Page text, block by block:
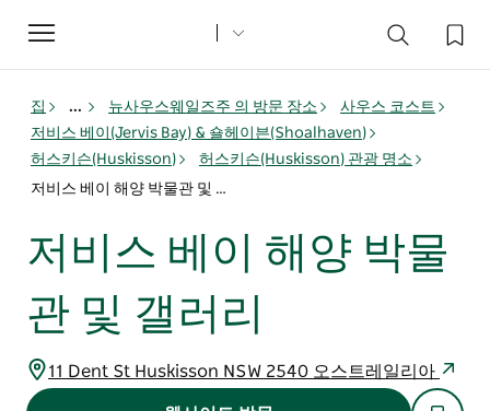
Toggle
navigation
집 ... 뉴사우스웨일즈주 의 방문 장소
사우스 코스트
저비스 베이(Jervis Bay) & 숄헤이븐(Shoalhaven)
허스키슨(Huskisson)
허스키슨(Huskisson) 관광 명소
저비스 베이 해양 박물관 및 갤러리
저비스 베이 해양 박물
관 및 갤러리
11 Dent St Huskisson NSW 2540 오스트레일리아